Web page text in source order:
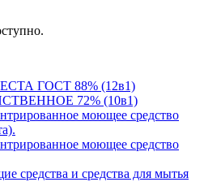
ГОСТ 88% (12в1)
72% (10в1)
моющее средство
моющее средство
средства и средства для мытья